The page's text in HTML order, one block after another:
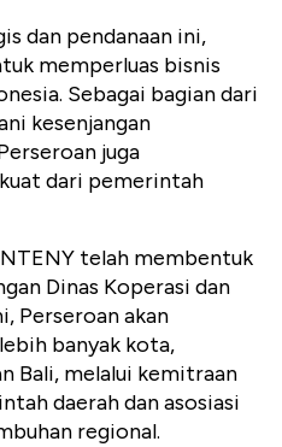
dan pendanaan ini,
memperluas bisnis
Sebagai bagian dari
kesenjangan
juga
dari pemerintah
telah membentuk
Dinas Koperasi dan
Perseroan akan
banyak kota,
Bali, melalui kemitraan
daerah dan asosiasi
regional.